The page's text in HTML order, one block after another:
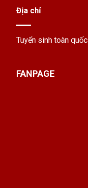
Địa chỉ
Tuyển sinh toàn quốc
FANPAGE